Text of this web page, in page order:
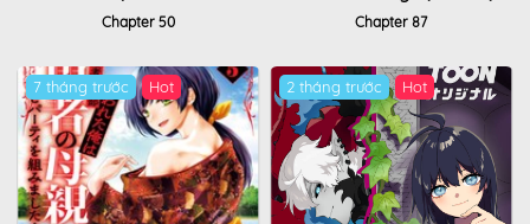
Chapter 50 Chapter 87
7 tháng trước Hot 2 tháng trước Hot